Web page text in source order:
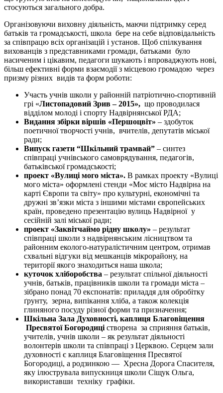
стосуються загального добра.
Організовуючи виховну діяльність, маючи підтримку серед
батьків та громадськості, школа бере на себе відповідальність
за співпрацю всіх організацій і установ. Щоб спілкування
вихованців з представниками громади, батьками було
насиченим і цікавим, педагоги шукають і впроваджують нові,
більш ефективні форми взаємодії з місцевою громадою через
призму різних видів та форм роботи:
Участь учнів школи у районній патріотично-спортивній
грі «Листопадовий Зрив – 2015», що проводилася
відділом молоді і спорту Надвірнянської РДА;
Видання збірки віршів «Першоцвіт» – здобуток
поетичної творчості учнів, вчителів, депутатів міської
ради;
Випуск газети “Шкільний трамвай” – синтез
співпраці учнівського самоврядування, педагогів,
батьківської громадськості;
проект «Вулиці мого міста». В рамках проекту «Вулиці
мого міста» оформлені стенди «Моє місто Надвірна на
карті Європи та світу» про культурні, економічні та
дружні зв’язки міста з іншими містами європейських
країн, проведено презентацію вулиць Надвірної у
сесійній залі міської ради;
проект «Заквітчаймо рідну школу» – результат
співпраці школи з надвірнянським лісництвом та
районним еколого-натуралістичним центром, отримав
схвальні відгуки від мешканців мікрорайону, на
території якого знаходиться наша школа;
куточок хліборобства – результат спільної діяльності
учнів, батьків, працівників школи та громади міста –
зібрано понад 70 експонатів: приладдя для обробітку
ґрунту, зерна, випікання хліба, а також колекція
глиняного посуду різної форми та призначення;
Шкільна Зала Духовності, каплиця Благовіщення
Пресвятої Богородиці створена за сприяння батьків,
учителів, учнів школи – як результат діяльності
волонтерів школи та співпраці з Церквою. Серцем зали
духовності є каплиця Благовіщення Пресвятої
Богородиці, а родзинкою –– Хресна Дорога Спасителя,
яку ілюструвала випускниця школи Сіщук Ольга,
використавши техніку графіки.